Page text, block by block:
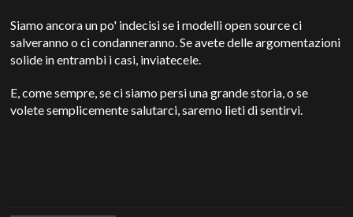
Siamo ancora un po' indecisi se i modelli open source ci
salveranno o ci condanneranno. Se avete delle argomentazioni
solide in entrambi i casi, inviatecele.
E, come sempre, se ci siamo persi una grande storia, o se
volete semplicemente salutarci, saremo lieti di sentirvi.